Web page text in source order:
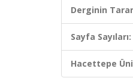
Derginin
Sayfa Sayıları:
Hacettepe